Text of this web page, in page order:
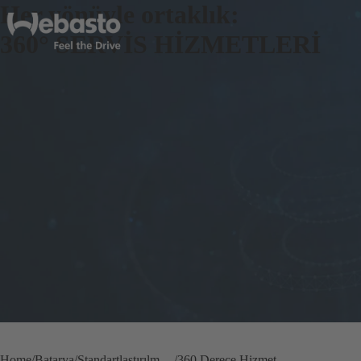
Her yönüyle ortaklık:
360° SERVİS HİZMETLERİ